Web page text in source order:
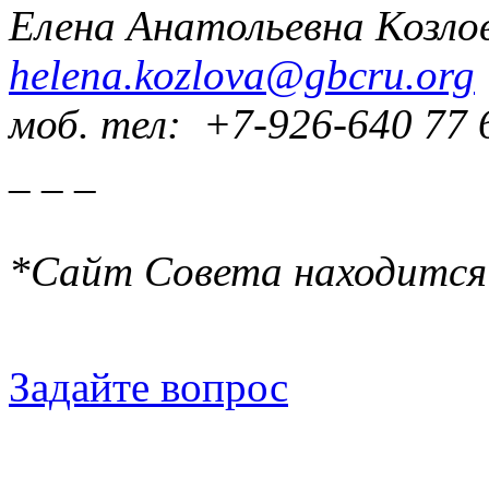
Елена Анатольевна
helena.kozlova@gbcru.org
моб. тел: +7-926-640 77
*Сайт Совета находится
Задайте вопрос